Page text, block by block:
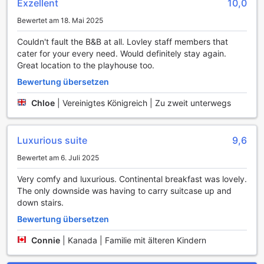
können. Hier können Sie inmitten von üppigem Grün und
bunten Blumen verweilen, während Sie ein gutes Buch
idyllische Außenbereich eignet sich perfekt für gesellige
Stunden mit Freunden oder für einen ruhigen Moment der
Reflexion.
Gemeinschaftslounge mit TV-Bereich, in der Sie sich mit
anderen Gästen treffen und entspannen können. Diese
einladende Umgebung ist der perfekte Ort, um sich
auszutauschen, neue Bekanntschaften zu schließen oder
bequemen Sitzgelegenheiten ausgestattet und schafft eine
warme, freundliche Atmosphäre, die dazu einlädt, den
Abend bei einem Glas Wein oder einer Tasse Tee
ausklingen zu lassen. Egal, ob Sie nach Erholung oder
geselligem Beisammensein suchen, die
Unterhaltungsangebote im Six Brunton Place Guest House
werden Ihren Aufenthalt bereichern.
Bequeme Annehmlichkeiten im Six Brunton Place Guest
Exzellent 10,0
Bewertet am 18. Mai 2025
Couldn't fault the B&B at all. Lovley staff members that
cater for your every need. Would definitely stay again.
Great location to the playhouse too.
Bewertung übersetzen
Chloe Vereinigtes Königreich | Zu zweit unterwegs
Luxurious suite 9,6
Bewertet am 6. Juli 2025
Very comfy and luxurious. Continental breakfast was lovely.
The only downside was having to carry suitcase up and
down stairs.
Bewertung übersetzen
Connie Kanada | Familie mit älteren Kindern